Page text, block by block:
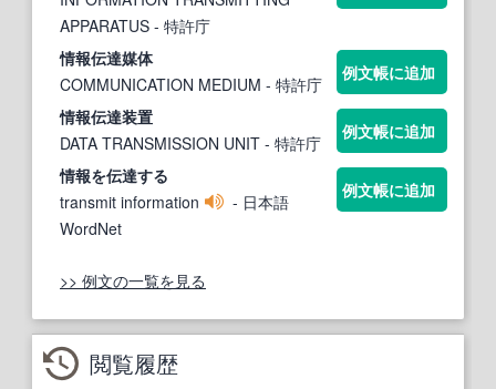
APPARATUS - 特許庁
情報伝達媒体
COMMUNICATION MEDIUM - 特許庁
例文帳に追加
情報伝達装置
DATA TRANSMISSION UNIT - 特許庁
例文帳に追加
情報を伝達する
transmit information
- 日本語
WordNet
例文帳に追加
>> 例文の一覧を見る
閲覧履歴